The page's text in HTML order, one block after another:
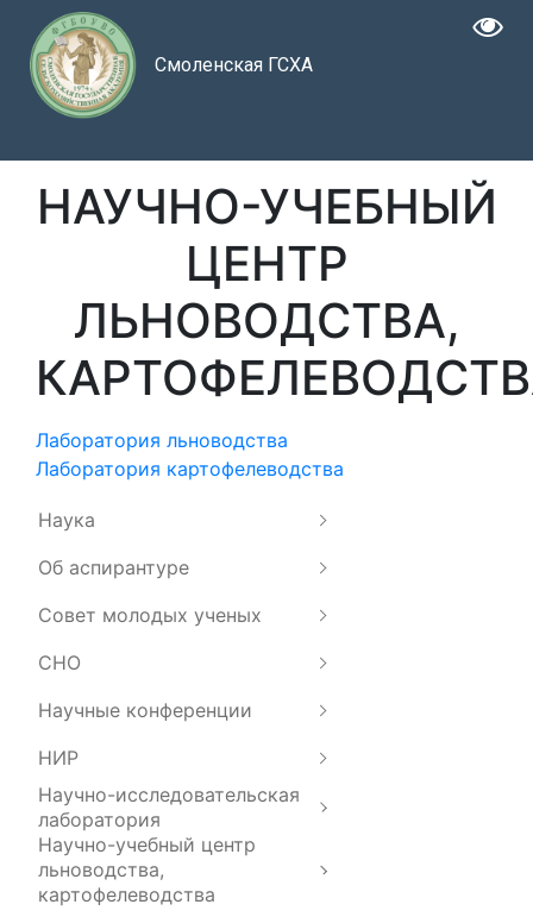
Смоленская ГСХА
НАУЧНО-УЧЕБНЫЙ
ЦЕНТР
ЛЬНОВОДСТВА,
Лаборатория льноводства
Лаборатория картофелеводства
Наука
Об аспирантуре
Совет молодых ученых
СНО
Научные конференции
НИР
Научно-исследовательская
лаборатория
Научно-учебный центр
льноводства,
картофелеводства